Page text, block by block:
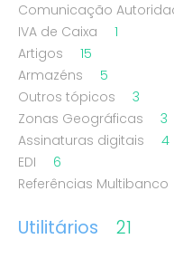
Comunicação
IVA de Caixa
1
Artigos
15
Armazéns
5
Outros tópicos
3
Zonas Geográficas
3
Assinaturas digitais
4
EDI
6
Referências Multibanco
Utilitários 21